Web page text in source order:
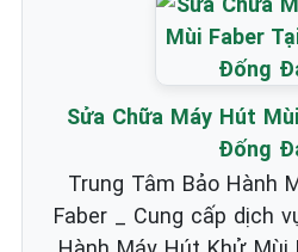
Sửa Chữa Máy Hút
Đống
Trung Tâm Bảo Hành
Faber _ Cung cấp dịch